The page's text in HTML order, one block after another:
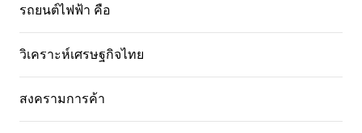
รถยนต์ไฟฟ้า คือ
วิเคราะห์เศรษฐกิจไทย
สงครามการค้า